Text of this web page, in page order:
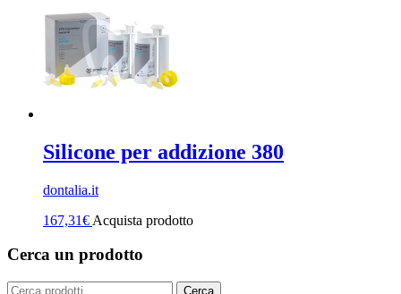
Silicone per addizione 380
dontalia.it
167,31€ Acquista prodotto
Cerca un prodotto
Cerca: Cerca